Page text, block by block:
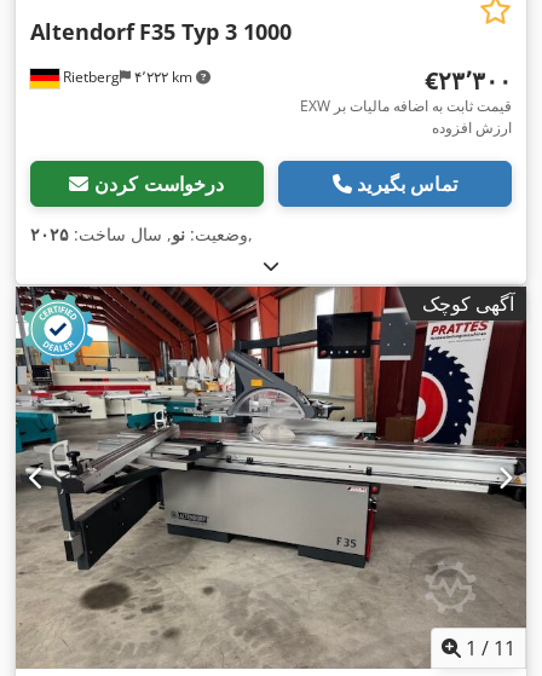
Rietberg ۴٬۲۲۲ km
Altendorf F35 Typ 3 1000
‎€۲۳٬۳۰۰
EXW قیمت ثابت به اضافه مالیات بر
ارزش افزوده
درخواست کردن تماس بگیرید
وضعیت: نو, سال ساخت: ۲۰۲۵ ,
آگهی کوچک
1 / 11